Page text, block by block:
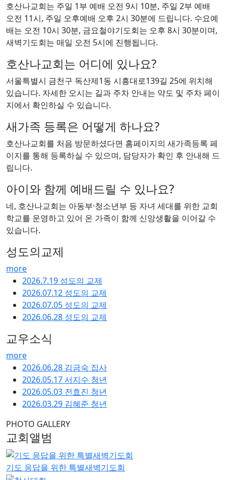
호산나교회는 주일 1부 예배 오전 9시 10분, 주일 2부 예배
오전 11시, 주일 오후예배 오후 2시 30분에 드립니다. 수요예
배는 오전 10시 30분, 금요철야기도회는 오후 8시 30분이며,
새벽기도회는 매일 오전 5시에 진행됩니다.
호산나교회는 어디에 있나요?
서울특별시 금천구 독산제1동 시흥대로139길 25에 위치해
있습니다. 자세한 오시는 길과 주차 안내는 약도 및 주차 페이
지에서 확인하실 수 있습니다.
새가족 등록은 어떻게 하나요?
호산나교회를 처음 방문하셨다면 홈페이지의 새가족등록 페
이지를 통해 등록하실 수 있으며, 담당자가 확인 후 안내해 드
립니다.
아이와 함께 예배드릴 수 있나요?
네, 호산나교회는 아동부·청소년부 등 자녀 세대를 위한 교회
학교를 운영하고 있어 온 가족이 함께 신앙생활을 이어갈 수
있습니다.
성도의교제
more
2026.7.19 성도의 교제
2026.07.12 성도의 교제
2026.07.05 성도의 교제
2026.06.28 성도의 교제
교우소식
more
2026.06.28 김금숙 집사
2026.05.17 서지수 청년
2026.05.03 전효진 청년
2026.03.29 김혜준 청년
PHOTO GALLERY
교회앨범
기도 응답을 위한 특별새벽기도회